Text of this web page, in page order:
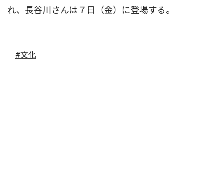
れ、長谷川さんは７日（金）に登場する。
#文化